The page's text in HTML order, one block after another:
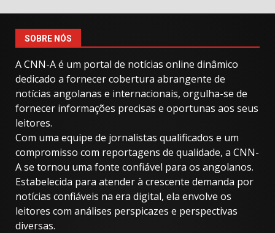
SOBRE NÓS
A CNN-A é um portal de notícias online dinâmico
dedicado a fornecer cobertura abrangente de
notícias angolanas e internacionais, orgulha-se de
fornecer informações precisas e oportunas aos seus
leitores.
Com uma equipe de jornalistas qualificados e um
compromisso com reportagens de qualidade, a CNN-
A se tornou uma fonte confiável para os angolanos.
Estabelecida para atender à crescente demanda por
notícias confiáveis ​​na era digital, ela envolve os
leitores com análises perspicazes e perspectivas
diversas.